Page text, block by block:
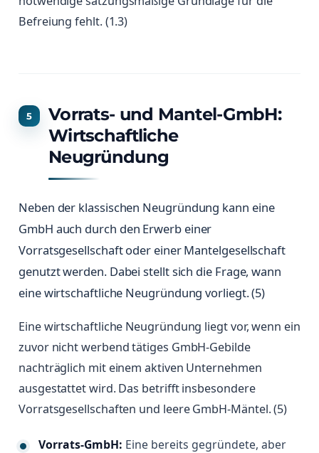
Befreiung fehlt. (1.3)
Vorrats- und Mantel-GmbH:
Wirtschaftliche
Neugründung
Neben der klassischen Neugründung kann eine
GmbH auch durch den Erwerb einer
Vorratsgesellschaft oder einer Mantelgesellschaft
genutzt werden. Dabei stellt sich die Frage, wann
eine wirtschaftliche Neugründung vorliegt. (5)
Eine wirtschaftliche Neugründung liegt vor, wenn ein
zuvor nicht werbend tätiges GmbH-Gebilde
nachträglich mit einem aktiven Unternehmen
ausgestattet wird. Das betrifft insbesondere
Vorratsgesellschaften und leere GmbH-Mäntel. (5)
Vorrats-GmbH: Eine bereits gegründete, aber